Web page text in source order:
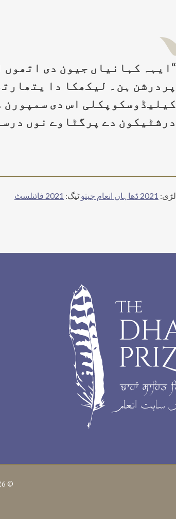
“ایہہ کہانیاں جیون دی اتھوں
پردرشن ہن۔ لیکھکا دا
کیلیڈوسکوپکلی اس دی
درشٹیکون دے پرگٹاوے نوں
لڑی: 2021 ڈھاہاں انعام جیتو ٹیگ: 2021 فائنلسٹ
© 2026